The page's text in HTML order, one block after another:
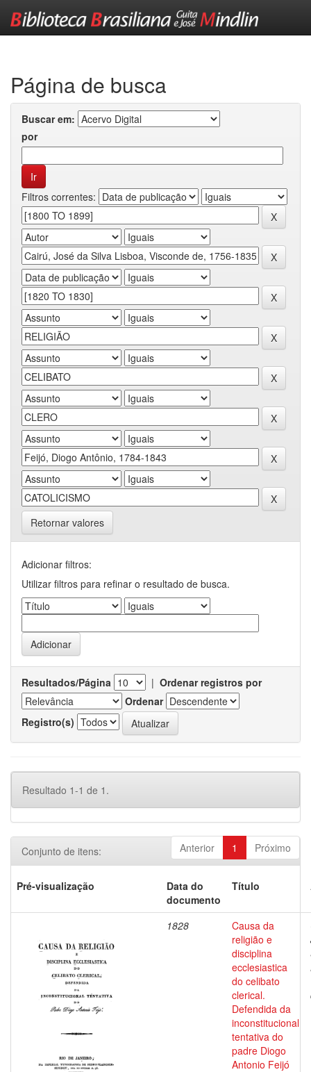
Página de busca
Buscar em:
por
Filtros correntes:
Retornar valores
Adicionar filtros:
Utilizar filtros para refinar o resultado de busca.
Resultados/Página | Ordenar registros por
Ordenar
Registro(s)
Resultado 1-1 de 1.
Anterior 1 Próximo
Conjunto de itens:
Pré-visualização
Data do
documento
Título
1828
Causa da
religião e
disciplina
ecclesiastica
do celibato
clerical.
Defendida da
inconstitucional
tentativa do
padre Diogo
Antonio Feijó